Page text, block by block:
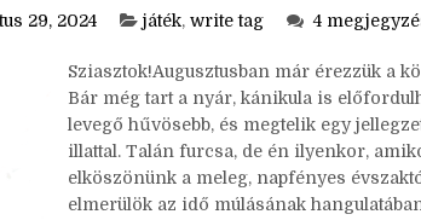
Tag - Augusztus
29, 2024 játék, write tag 4
Sziasztok!Augusztusban már érezzük a
Bár még tart a nyár, kánikula is
levegő hűvösebb, és megtelik egy